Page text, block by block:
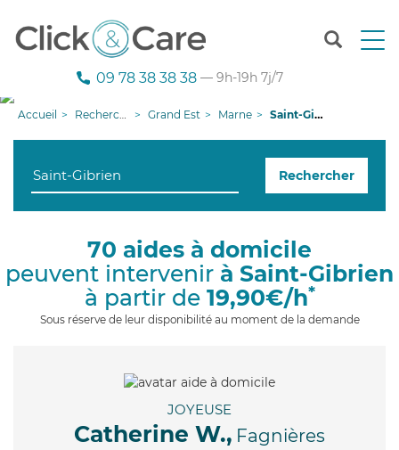
T
n
g
i
09 78 38 38 38 — 9h-19h 7j/7
Accueil Recherche aide à domicile Grand Est Marne Saint-Gibrien
Rechercher
70 aides à domicile
peuvent intervenir à Saint-Gibrien
à partir de 19,90€/h*
Sous réserve de leur disponibilité au moment de la demande
JOYEUSE
Catherine W., Fagnières